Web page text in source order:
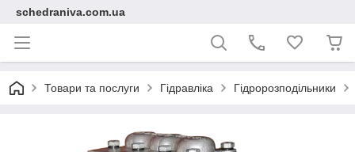
schedraniva.com.ua
Товари та послуги Гідравліка Гідророзподільники